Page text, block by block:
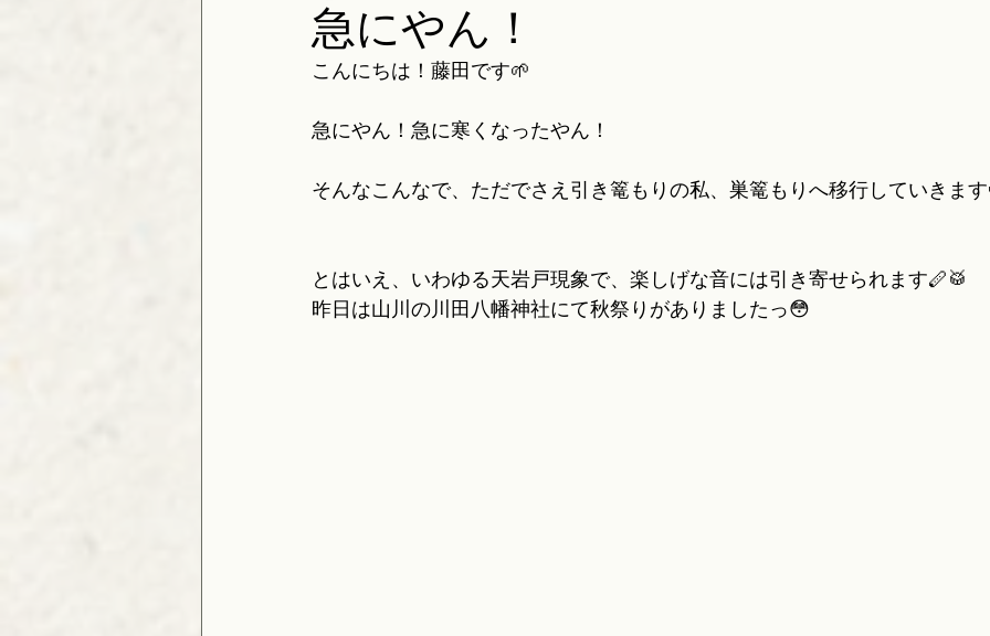
急にやん！
こんにちは！藤田です🌱
急にやん！急に寒くなったやん！
そんなこんなで、ただでさえ引き篭もりの私、巣篭もりへ移行していきま
とはいえ、いわゆる天岩戸現象で、楽しげな音には引き寄せられます🪈🥁
昨日は山川の川田八幡神社にて秋祭りがありましたっ😳